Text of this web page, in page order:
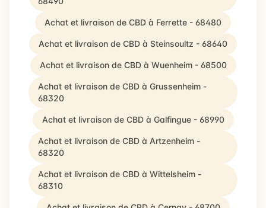
Achat et livraison de CBD à Ferrette - 68480
Achat et livraison de CBD à Steinsoultz - 68640
Achat et livraison de CBD à Wuenheim - 68500
Achat et livraison de CBD à Grussenheim -
68320
Achat et livraison de CBD à Galfingue - 68990
Achat et livraison de CBD à Artzenheim -
68320
Achat et livraison de CBD à Wittelsheim -
68310